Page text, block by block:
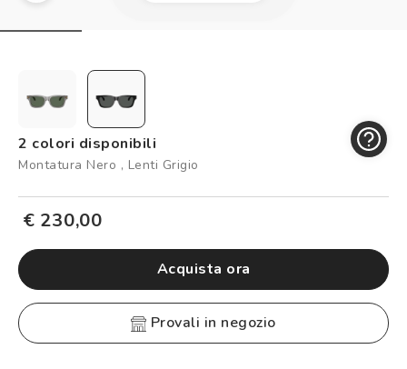
Controllo visivo
Logout
2 colori disponibili
Montatura Nero , Lenti Grigio
€ 230,00
Acquista ora
provali in negozio